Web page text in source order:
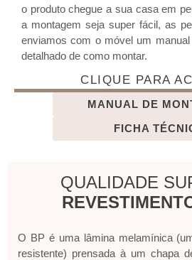
o produto chegue a sua casa em
a montagem seja super fácil, as
enviamos com o móvel um
detalhado de como montar.
CLIQUE PARA
MANUAL DE
FICHA
QUALIDADE
O BP é uma lâmina melamínica
resistente) prensada à um chapa